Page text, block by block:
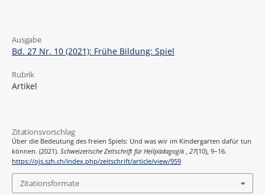
Ausgabe
Bd. 27 Nr. 10 (2021): Frühe Bildung: Spiel
Rubrik
Artikel
Zitationsvorschlag
Über die Bedeutung des freien Spiels: Und was wir im Kindergarten dafür tun
können. (2021). Schweizerische Zeitschrift für Heilpädagogik , 27(10), 9–16.
https://ojs.szh.ch/index.php/zeitschrift/article/view/959
Zitationsformate